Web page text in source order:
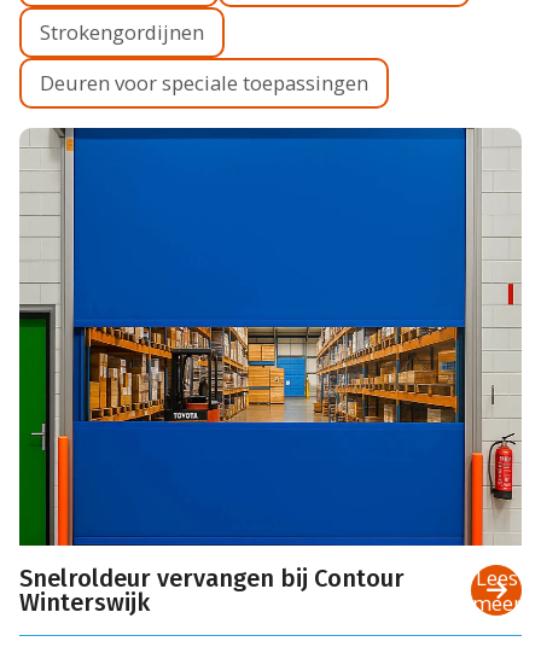
Strokengordijnen
Deuren voor speciale toepassingen
Snelroldeur vervangen bij Contour
Winterswijk
Lees
meer